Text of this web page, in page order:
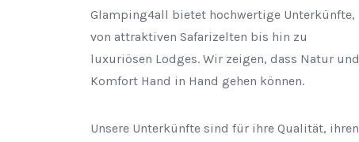
Glamping4all bietet hochwertige Unterkünfte,
von attraktiven Safarizelten bis hin zu
luxuriösen Lodges. Wir zeigen, dass Natur und
Komfort Hand in Hand gehen können.
Unsere Unterkünfte sind für ihre Qualität, ihren